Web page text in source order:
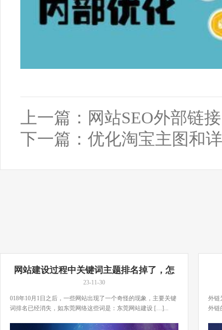
上一篇： 网站SEO外部链
下一篇： 优化淘宝主图和
网站建设过程中关键词主题排名掉了，怎
么办？
23-11-30
018年10月1日之后，一些网站出现了一个奇怪的现象，主要关键
词排名已经消失，如东莞网络这些词是：东莞网站建设 […]...
外链
外链